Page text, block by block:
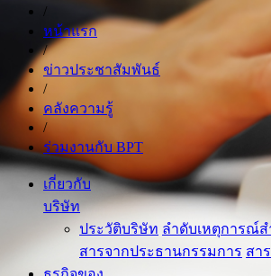
/
หน้าแรก
/
ข่าวประชาสัมพันธ์
/
คลังความรู้
/
ร่วมงานกับ BPT
เกี่ยวกับ
บริษัท
ประวัติบริษัท ลำดับเหตุการณ์
สารจากประธานกรรมการ สา